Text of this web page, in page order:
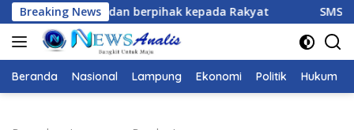
Langsung
ke
konten
Breaking News
kepada Rakyat SMSI Lampung Kunjungi Taman
Beranda Nasional Lampung Ekonomi Politik Hukum